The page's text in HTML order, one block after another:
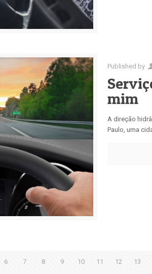
Published by
mim
A direção
Paulo, uma
6 7 8 9 10 11 12 13